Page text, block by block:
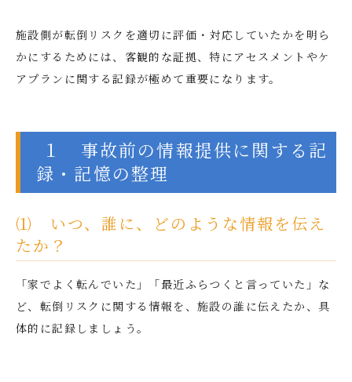
施設側が転倒リスクを適切に評価・対応していたかを明ら
かにするためには、客観的な証拠、特にアセスメントやケ
アプランに関する記録が極めて重要になります。
１ 事故前の情報提供に関する記
録・記憶の整理
⑴ いつ、誰に、どのような情報を伝え
たか？
「家でよく転んでいた」「最近ふらつくと言っていた」な
ど、転倒リスクに関する情報を、施設の誰に伝えたか、具
体的に記録しましょう。